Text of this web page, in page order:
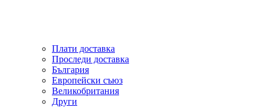
Плати доставка
Проследи доставка
България
Европейски съюз
Великобритания
Други